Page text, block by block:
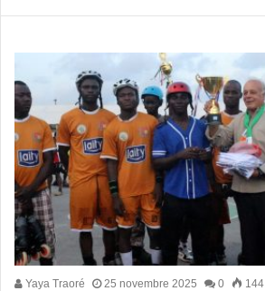
Yaya Traoré 25 novembre 2025 0 144